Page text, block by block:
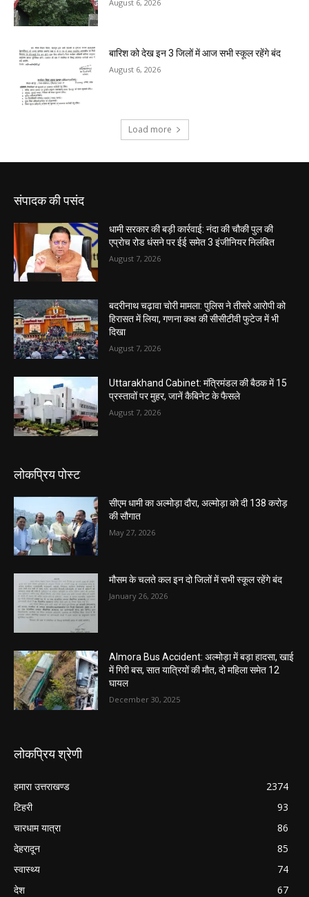
संपादक की पसंद
धामी सरकार की बड़ी कार्रवाई: नंदा की चौकी पुल की
एप्राेच रोड धंसने पर ईई समेत 3 इंजीनियर निलंबित
August 7, 2026
बदरीनाथ चढ़ावा चोरी मामला: पुलिस ने तीसरे आरोपी को
हिरासत में लिया, गणना कक्ष की सीसीटीवी फुटेज में भी
दिखा
August 7, 2026
Uttarakhand Cabinet: मंत्रिमंडल की बैठक में 15
प्रस्तावों पर मुहर, जानें कैबिनेट के फैसले
August 7, 2026
लोकप्रिय पोस्ट
सीएम धामी का अल्मोड़ा दौरा, अल्मोड़ा को दी 138 करोड़
की सौगात
May 27, 2026
मौसम के चलते कल इन दो जिलों में सभी स्कूल रहेंगे बंद
January 26, 2026
Almora Bus Accident: अल्मोड़ा में बड़ा हादसा, खाई
में गिरी बस, सात यात्रियों की मौत, दो महिला समेत 12
घायल
December 30, 2025
लोकप्रिय श्रेणी
हमारा उत्तराखण्ड
2374
टिहरी
93
चारधाम यात्रा
86
देहरादून
85
स्वास्थ्य
74
देश
67